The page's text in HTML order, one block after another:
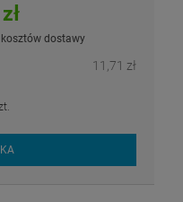
kosztów dostawy
11,71 zł